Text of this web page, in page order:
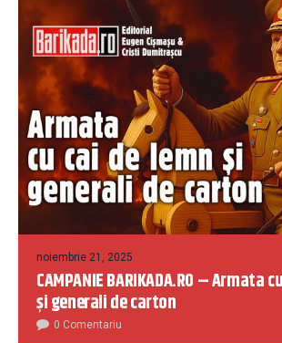
noiembrie 21, 2025
CAMPANIE BARIKADA.RO – Armata
și generali de carton
0 Comentariu